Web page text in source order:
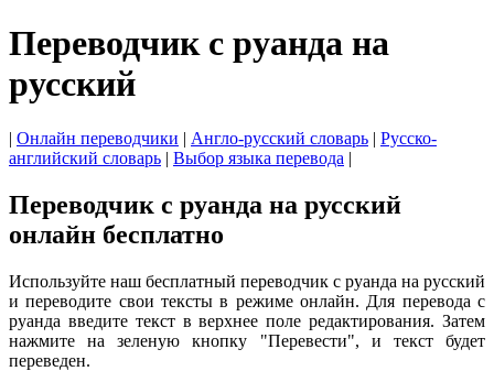
Переводчик с руанда на
русский
| Онлайн переводчики | Англо-русский словарь | Русско-
английский словарь | Выбор языка перевода |
Переводчик с руанда на русский
онлайн бесплатно
Используйте наш бесплатный переводчик с руанда на русский
и переводите свои тексты в режиме онлайн. Для перевода с
руанда введите текст в верхнее поле редактирования. Затем
нажмите на зеленую кнопку "Перевести", и текст будет
переведен.